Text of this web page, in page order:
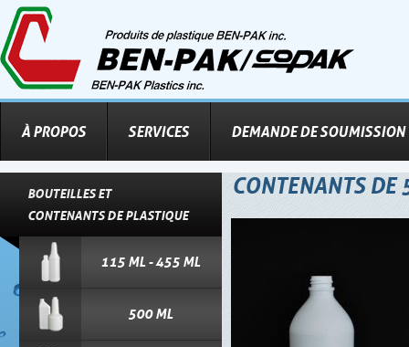
À PROPOS SERVICES DEMANDE DE SOUMISSION
BOUTEILLES ET
CONTENANTS DE PLASTIQUE
115 ML - 455 ML
500 ML
CONTENANTS DE